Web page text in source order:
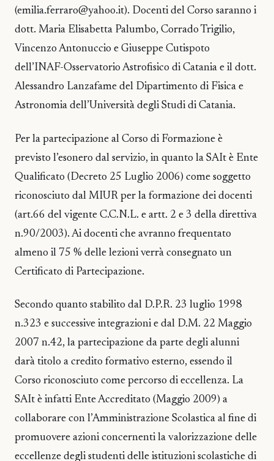
(emilia.ferraro@yahoo.it). Docenti del Corso saranno i
dott. Maria Elisabetta Palumbo, Corrado Trigilio,
Vincenzo Antonuccio e Giuseppe Cutispoto
dell’INAF-Osservatorio Astrofisico di Catania e il dott.
Alessandro Lanzafame del Dipartimento di Fisica e
Astronomia dell’Università degli Studi di Catania.
Per la partecipazione al Corso di Formazione è
previsto l’esonero dal servizio, in quanto la SAIt è Ente
Qualificato (Decreto 25 Luglio 2006) come soggetto
riconosciuto dal MIUR per la formazione dei docenti
(art.66 del vigente C.C.N.L. e artt. 2 e 3 della direttiva
n.90/2003). Ai docenti che avranno frequentato
almeno il 75 % delle lezioni verrà consegnato un
Certificato di Partecipazione.
Secondo quanto stabilito dal D.P.R. 23 luglio 1998
n.323 e successive integrazioni e dal D.M. 22 Maggio
2007 n.42, la partecipazione da parte degli alunni
darà titolo a credito formativo esterno, essendo il
Corso riconosciuto come percorso di eccellenza. La
SAIt è infatti Ente Accreditato (Maggio 2009) a
collaborare con l’Amministrazione Scolastica al fine di
promuovere azioni concernenti la valorizzazione delle
eccellenze degli studenti delle istituzioni scolastiche di